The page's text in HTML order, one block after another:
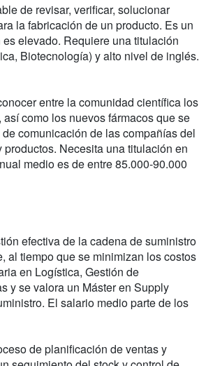
de revisar, verificar, solucionar
la fabricación de un producto. Es un
elevado. Requiere una titulación
Biotecnología) y alto nivel de inglés.
entre la comunidad científica los
como los nuevos fármacos que se
comunicación de las compañías del
Necesita una titulación en
medio es de entre 85.000-90.000
efectiva de la cadena de suministro
al tiempo que se minimizan los costos
en Logística, Gestión de
y se valora un Máster en Supply
El salario medio parte de los
de planificación de ventas y